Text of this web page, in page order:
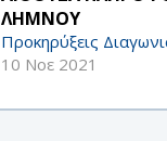
ΛΗΜΝΟΥ
Προκηρύξεις
10 Νοε 2021